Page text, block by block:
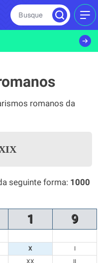
Busque
romanos da
seguinte forma: 1000
1 9
X
I
XX
II